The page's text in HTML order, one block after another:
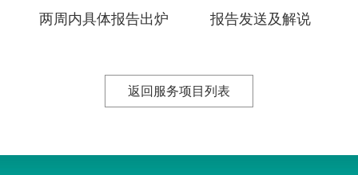
两周内具体报告出炉 报告发送及解说
返回服务项目列表